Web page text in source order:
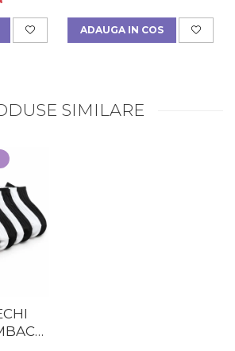
ADAUGA IN COS
SIMILARE